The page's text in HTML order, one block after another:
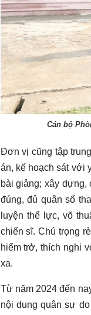
Cán bộ
Đơn vị cũng tập
án, kế hoạch sát với
bài giảng; xây dựng,
đúng, đủ quân số
luyện thể lực, võ
chiến sĩ. Chú trọng
hiểm trở, thích nghi
xa.
Từ năm 2024 đến
nội dung quân sự